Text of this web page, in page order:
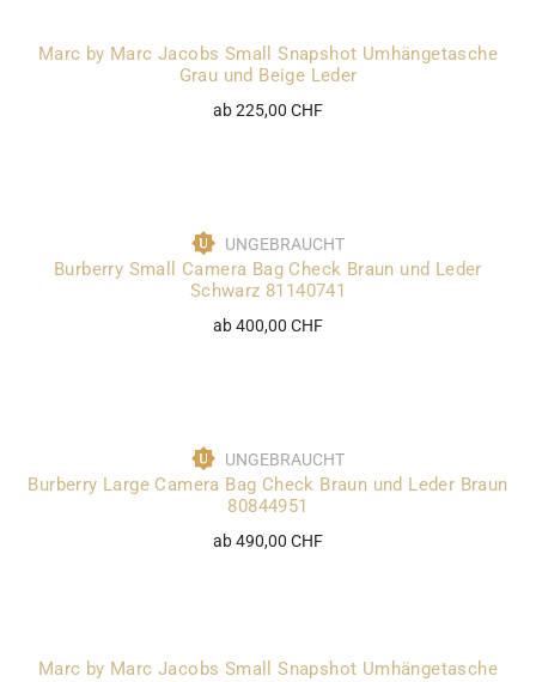
Marc by Marc Jacobs Small Snapshot Umhängetasche
Grau und Beige Leder
ab 225,00 CHF
UNGEBRAUCHT
Burberry Small Camera Bag Check Braun und Leder
Schwarz 81140741
ab 400,00 CHF
UNGEBRAUCHT
Burberry Large Camera Bag Check Braun und Leder Braun
80844951
ab 490,00 CHF
Marc by Marc Jacobs Small Snapshot Umhängetasche